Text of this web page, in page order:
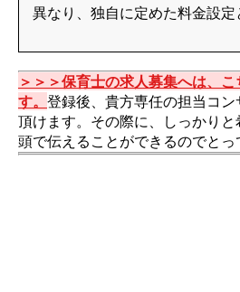
異なり、独自に定めた料金設定
＞＞＞保育士の求人募集へは、
す。 登録後、貴方専任の担当コ
頂けます。その際に、しっかり
頭で伝えることができるのでとっ